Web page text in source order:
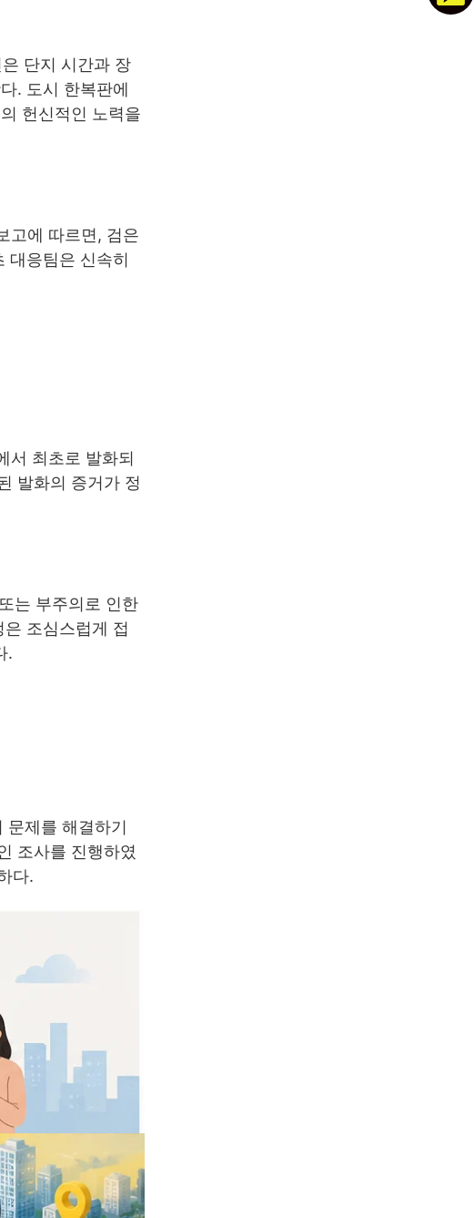
단지 시간과 장
. 도시 한복판에
헌신적인 노력을
고에 따르면, 검은
대응팀은 신속히
서 최초로 발화되
발화의 증거가 정
는 부주의로 인한
조심스럽게 접
.
문제를 해결하기
조사를 진행하였
다.